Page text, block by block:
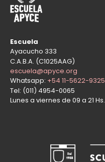
Escuela
Ayacucho 333
C.A.B.A. (C1025AAG)
escuela@apyce.org
Whatsapp: +54 11-5622-9325
Tel: (011) 4954-0065
Lunes a viernes de 09 a 21 Hs.